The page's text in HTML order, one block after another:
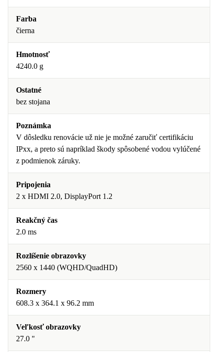
Farba
čierna
Hmotnosť
4240.0 g
Ostatné
bez stojana
Poznámka
V dôsledku renovácie už nie je možné zaručiť certifikáciu
IPxx, a preto sú napríklad škody spôsobené vodou vylúčené
z podmienok záruky.
Pripojenia
2 x HDMI 2.0, DisplayPort 1.2
Reakčný čas
2.0 ms
Rozlíšenie obrazovky
2560 x 1440 (WQHD/QuadHD)
Rozmery
608.3 x 364.1 x 96.2 mm
Veľkosť obrazovky
27.0 "